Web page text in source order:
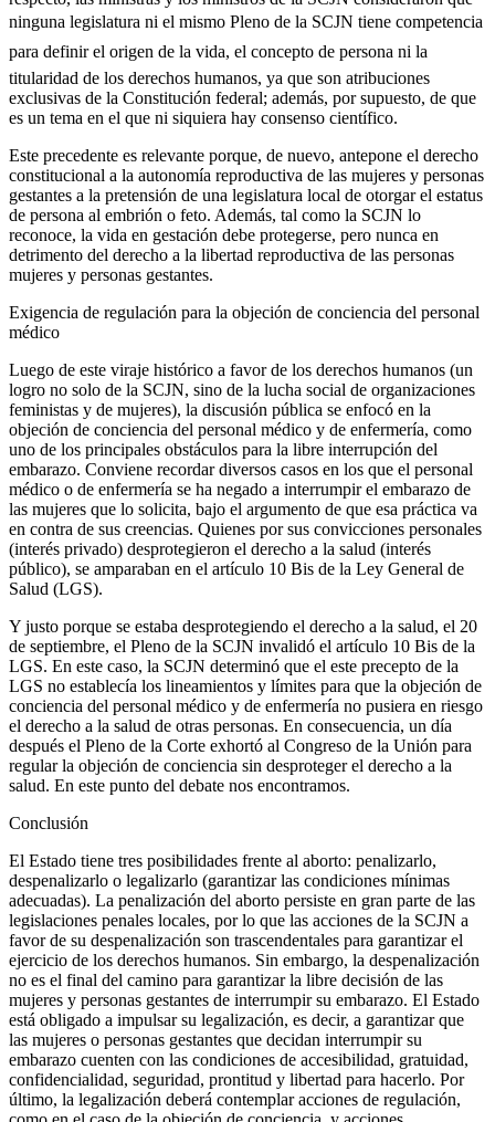
Bluesky
ninguna legislatura ni el mismo Pleno de la SCJN tiene competencia
para definir el origen de la vida, el concepto de persona ni la
titularidad de los derechos humanos, ya que son atribuciones
exclusivas de la Constitución federal; además, por supuesto, de que
es un tema en el que ni siquiera hay consenso científico.
Este precedente es relevante porque, de nuevo, antepone el derecho
constitucional a la autonomía reproductiva de las mujeres y personas
gestantes a la pretensión de una legislatura local de otorgar el estatus
de persona al embrión o feto. Además, tal como la SCJN lo
reconoce, la vida en gestación debe protegerse, pero nunca en
detrimento del derecho a la libertad reproductiva de las personas
mujeres y personas gestantes.
Exigencia de regulación para la objeción de conciencia del personal
médico
Luego de este viraje histórico a favor de los derechos humanos (un
logro no solo de la SCJN, sino de la lucha social de organizaciones
feministas y de mujeres), la discusión pública se enfocó en la
objeción de conciencia del personal médico y de enfermería, como
uno de los principales obstáculos para la libre interrupción del
embarazo. Conviene recordar diversos casos en los que el personal
médico o de enfermería se ha negado a interrumpir el embarazo de
las mujeres que lo solicita, bajo el argumento de que esa práctica va
en contra de sus creencias. Quienes por sus convicciones personales
(interés privado) desprotegieron el derecho a la salud (interés
público), se amparaban en el artículo 10 Bis de la Ley General de
Salud (LGS).
Y justo porque se estaba desprotegiendo el derecho a la salud, el 20
de septiembre, el Pleno de la SCJN invalidó el artículo 10 Bis de la
LGS. En este caso, la SCJN determinó que el este precepto de la
LGS no establecía los lineamientos y límites para que la objeción de
conciencia del personal médico y de enfermería no pusiera en riesgo
el derecho a la salud de otras personas. En consecuencia, un día
después el Pleno de la Corte exhortó al Congreso de la Unión para
regular la objeción de conciencia sin desproteger el derecho a la
salud. En este punto del debate nos encontramos.
Conclusión
El Estado tiene tres posibilidades frente al aborto: penalizarlo,
despenalizarlo o legalizarlo (garantizar las condiciones mínimas
adecuadas). La penalización del aborto persiste en gran parte de las
legislaciones penales locales, por lo que las acciones de la SCJN a
favor de su despenalización son trascendentales para garantizar el
ejercicio de los derechos humanos. Sin embargo, la despenalización
no es el final del camino para garantizar la libre decisión de las
mujeres y personas gestantes de interrumpir su embarazo. El Estado
está obligado a impulsar su legalización, es decir, a garantizar que
las mujeres o personas gestantes que decidan interrumpir su
embarazo cuenten con las condiciones de accesibilidad, gratuidad,
confidencialidad, seguridad, prontitud y libertad para hacerlo. Por
último, la legalización deberá contemplar acciones de regulación,